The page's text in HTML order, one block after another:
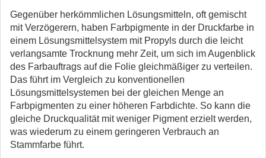
Gegenüber herkömmlichen Lösungsmitteln, oft gemischt
mit Verzögerern, haben Farbpigmente in der Druckfarbe in
einem Lösungsmittelsystem mit Propyls durch die leicht
verlangsamte Trocknung mehr Zeit, um sich im Augenblick
des Farbauftrags auf die Folie gleichmäßiger zu verteilen.
Das führt im Vergleich zu konventionellen
Lösungsmittelsystemen bei der gleichen Menge an
Farbpigmenten zu einer höheren Farbdichte. So kann die
gleiche Druckqualität mit weniger Pigment erzielt werden,
was wiederum zu einem geringeren Verbrauch an
Stammfarbe führt.